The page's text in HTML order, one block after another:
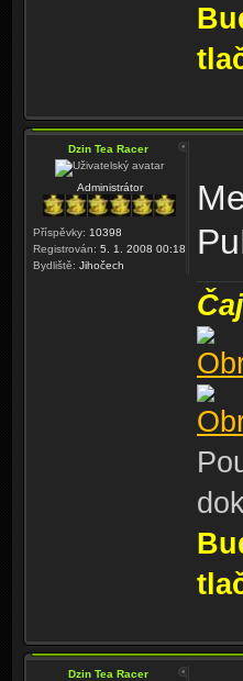
Dzin Tea Racer
Administrátor
Příspěvky: 10398
Registrován: 5. 1. 2008 00:18
Bydliště: Jihočech
Dzin Tea Racer